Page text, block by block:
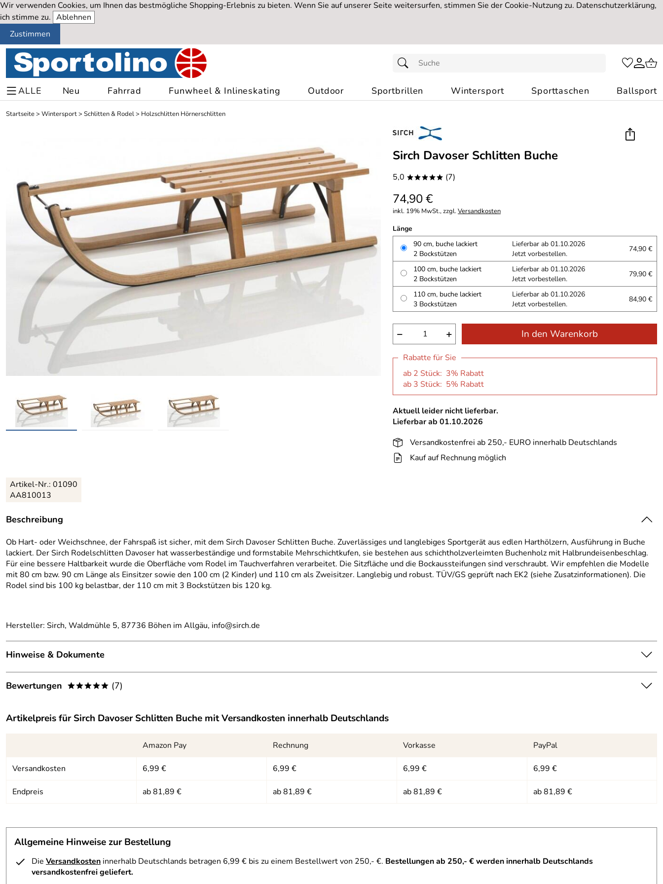
Wir verwenden Cookies, um Ihnen das bestmögliche Shopping-Erlebnis zu bieten. Wenn Sie auf unserer Seite weitersurfen, stimmen Sie der Cookie-Nutzung zu. Datenschutzerklärung,
ich stimme zu. Ablehnen
Zustimmen
ALLE Neu Fahrrad Funwheel & Inlineskating Outdoor Sportbrillen Wintersport Sporttaschen Ballsport
Startseite> Wintersport> Schlitten & Rodel> Holzschlitten Hörnerschlitten
Sirch Davoser Schlitten Buche
5,0 ***** (7)
74,90 €
inkl. 19% MwSt., zzgl.Versandkosten
Länge
90 cm, buche lackiert
2 Bockstützen
Lieferbar ab 01.10.2026
Jetzt vorbestellen.
74,90 €
100 cm, buche lackiert
2 Bockstützen
Lieferbar ab 01.10.2026
Jetzt vorbestellen.
79,90 €
110 cm, buche lackiert
3 Bockstützen
Lieferbar ab 01.10.2026
Jetzt vorbestellen.
84,90 €
− + In den Warenkorb
Rabatte für Sie
ab 2 Stück: 3% Rabatt
ab 3 Stück: 5% Rabatt
Aktuell leider nicht lieferbar.
Lieferbar ab 01.10.2026
Versandkostenfrei ab 250,- EURO innerhalb Deutschlands
Kauf auf Rechnung möglich
Artikel-Nr.: 01090
AA810013
Beschreibung
Ob Hart- oder Weichschnee, der Fahrspaß ist sicher, mit dem Sirch Davoser Schlitten Buche. Zuverlässiges und langlebiges Sportgerät aus edlen Harthölzern, Ausführung in Buche
lackiert. Der Sirch Rodelschlitten Davoser hat wasserbeständige und formstabile Mehrschichtkufen, sie bestehen aus schichtholzverleimten Buchenholz mit Halbrundeisenbeschlag.
Für eine bessere Haltbarkeit wurde die Oberfläche vom Rodel im Tauchverfahren verarbeitet. Die Sitzfläche und die Bockaussteifungen sind verschraubt. Wir empfehlen die Modelle
mit 80 cm bzw. 90 cm Länge als Einsitzer sowie den 100 cm (2 Kinder) und 110 cm als Zweisitzer. Langlebig und robust. TÜV/GS geprüft nach EK2 (siehe Zusatzinformationen). Die
Rodel sind bis 100 kg belastbar, der 110 cm mit 3 Bockstützen bis 120 kg.
Hersteller: Sirch, Waldmühle 5, 87736 Böhen im Allgäu, info@sirch.de
Hinweise & Dokumente
Dokumente zum Download:
Bewertungen ***** (7)
Bewertungsdatum: 27.01.2026
Frank
*****
Verifizierte Bewertung
Artikelpreis fürSirch Davoser Schlitten Buche mit Versandkosten innerhalb Deutschlands
Amazon Pay Rechnung Vorkasse PayPal
Versandkosten 6,99 € 6,99 € 6,99 € 6,99 €
Endpreis ab 81,89 € ab 81,89 € ab 81,89 € ab 81,89 €
Allgemeine Hinweise zur Bestellung
Die Versandkosten innerhalb Deutschlands betragen 6,99 € bis zu einem Bestellwert von 250,- €. Bestellungen ab 250,- € werden innerhalb Deutschlands
versandkostenfrei geliefert.